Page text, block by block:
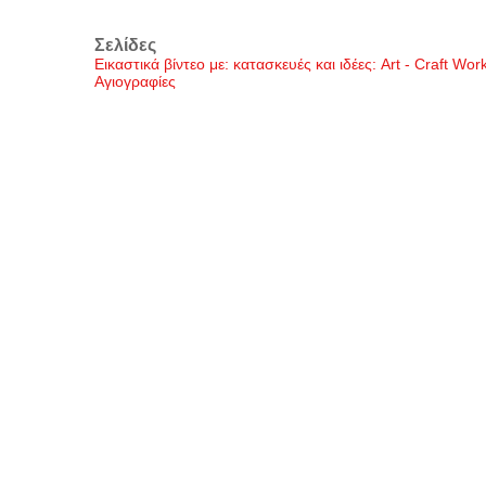
Σελίδες
Εικαστικά βίντεο με: κατασκευές και ιδέες: Art - Craft
Αγιογραφίες